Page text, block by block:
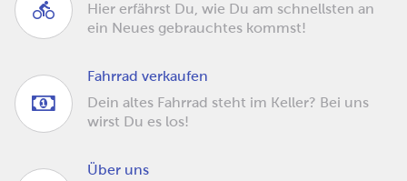
Hier erfährst Du, wie Du am schnellsten an
ein Neues gebrauchtes kommst!
Fahrrad verkaufen
Dein altes Fahrrad steht im Keller? Bei uns
wirst Du es los!
Über uns